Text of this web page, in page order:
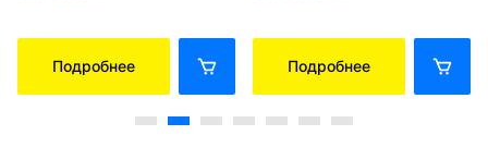
Подробнее Подробнее